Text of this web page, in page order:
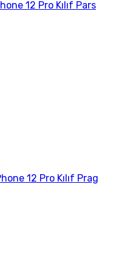
12 Pro Kılıf Pars
12 Pro Kılıf Prag